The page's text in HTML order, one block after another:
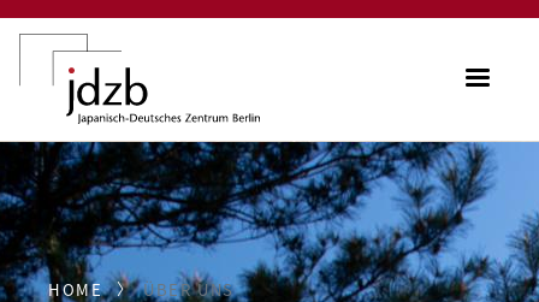
Direkt zum Inhalt
HOME ÜBER UNS